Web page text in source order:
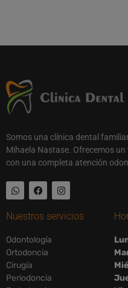
Somos una clínica dental
Mihaela Nastase. Ofrecemos
con una completa atención
Nuestros servicios
Odontología
Ortodoncia
Cirugía
Periodoncia